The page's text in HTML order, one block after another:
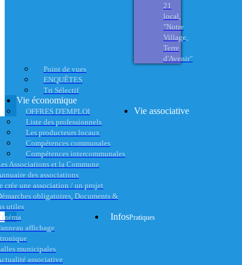
21
local,
"Notre
Village,
Terre
d'Avenir"
Point de vues
ENQUÊTES
Tri Sélectif
Vie économique
OFFRES D'EMPLOI
Liste des professionnels
Les producteurs locaux
Compétences communales
Compétences intercommunales
Vie associative
Associations et la Commune
des associations
crée une association / un projet
obligatoires, Documents &
utiles
affichage
municipales
associative
InfosPratiques